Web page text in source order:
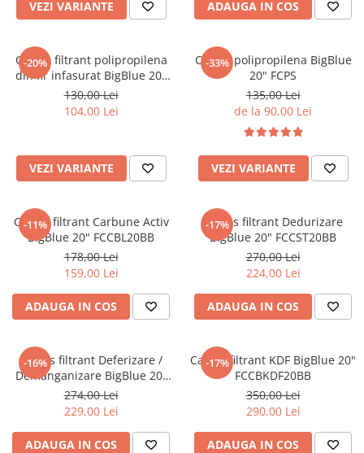
Filtre Cintropur
Filtre speciale
Filtre Casnice
Consumabile
Cartuse clasice 10"
Cartuse Big Blue 10"
Cartuse Big Blue 20"
Seturi de cartuse
Membrane osmoza inversa
Cartuse In-Line
Cartuse diverse
Cartuse atipice
Lampi UV de schimb
VEZI VARIANTE ADAUGA IN COS
-20%
Cartus filtrant polipropilena
din fir infasurat BigBlue 20"
FCPP
130,00 Lei
104,00 Lei
VEZI VARIANTE
-33%
Cartus polipropilena BigBlue
20" FCPS
135,00 Lei
de la 90,00 Lei
VEZI VARIANTE
-11%
Cartus filtrant Carbune Activ
BigBlue 20" FCCBL20BB
178,00 Lei
159,00 Lei
ADAUGA IN COS
-17%
Cartus filtrant Dedurizare
BigBlue 20" FCCST20BB
270,00 Lei
224,00 Lei
ADAUGA IN COS
-16%
Cartus filtrant Deferizare /
Demanganizare BigBlue 20"
FCCFE20BB
274,00 Lei
229,00 Lei
ADAUGA IN COS
-17%
Cartus filtrant KDF BigBlue 20"
FCCBKDF20BB
350,00 Lei
290,00 Lei
ADAUGA IN COS